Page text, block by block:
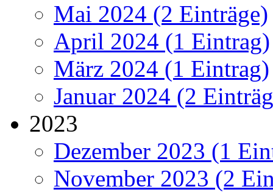
Mai 2024 (2 Einträge)
April 2024 (1 Eintrag)
März 2024 (1 Eintrag)
Januar 2024 (2
2023
Dezember 2023 (1
November 2023 (2